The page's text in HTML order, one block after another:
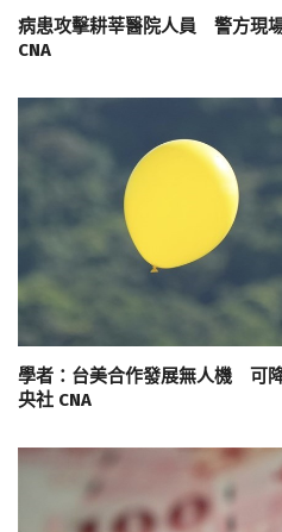
病患攻擊耕莘醫院人員 警方現
CNA
學者：台美合作發展無人機 可
央社 CNA